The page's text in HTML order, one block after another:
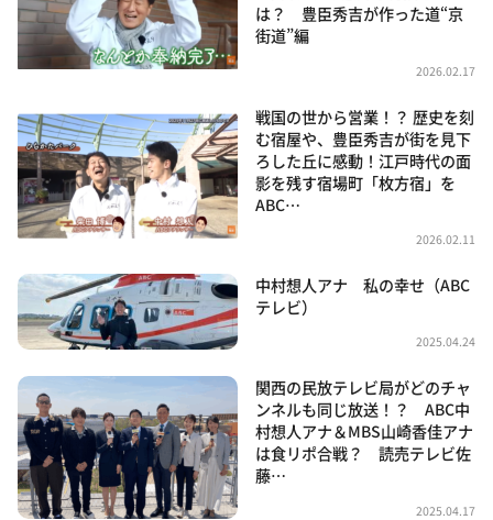
は？ 豊臣秀吉が作った道“京
街道”編
2026.02.17
戦国の世から営業！？ 歴史を刻
む宿屋や、豊臣秀吉が街を見下
ろした丘に感動！江戸時代の面
影を残す宿場町「枚方宿」を
ABC…
2026.02.11
中村想人アナ 私の幸せ（ABC
テレビ）
2025.04.24
関西の民放テレビ局がどのチャ
ンネルも同じ放送！？ ABC中
村想人アナ＆MBS山崎香佳アナ
は食リポ合戦？ 読売テレビ佐
藤…
2025.04.17